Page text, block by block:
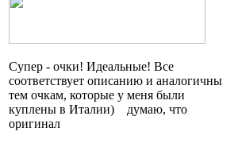
Супер - очки! Идеальные! Все
соответствует описанию и аналогичны
тем очкам, которые у меня были
куплены в Италии)
думаю, что
оригинал